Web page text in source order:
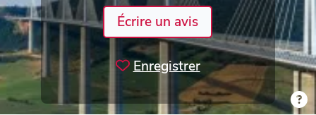
Écrire un avis
Enregistrer